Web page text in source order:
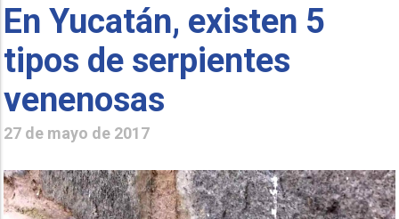
En Yucatán, existen 5
tipos de serpientes
venenosas
27 de mayo de 2017